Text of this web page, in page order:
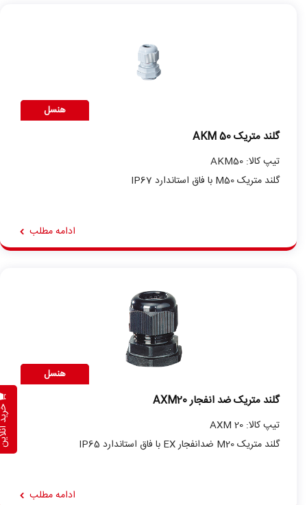
هنسل
گلند متریک AKM 50
تیپ کالا: AKM50
گلند متریک M50 با فاق استاندارد IP67
ادامه مطلب
هنسل
گلند متریک ضد انفجار AXM20
تیپ کالا: AXM 20
گلند متریک M20 ضدانفجار EX با فاق استاندارد IP65
ادامه مطلب
خرید آنلاین